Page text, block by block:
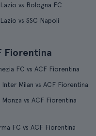
Lazio vs Bologna FC
Lazio vs SSC Napoli
Fiorentina
FC vs ACF Fiorentina
Inter Milan vs ACF Fiorentina
Monza vs ACF Fiorentina
FC vs ACF Fiorentina